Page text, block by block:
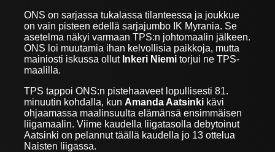
ONS on sarjassa tukalassa tilanteessa ja joukkue
on vain pisteen edellä sarjajumbo IK Myrania. Se
asetelma näkyi varmaan TPS:n johtomaalin jälkeen.
ONS loi muutamia ihan kelvollisia paikkoja, mutta
mainiosti iskussa ollut Inkeri Niemi torjui ne TPS-
maalilla.
TPS tappoi ONS:n pistehaaveet lopullisesti 81.
minuutin kohdalla, kun Amanda Aatsinki kävi
ohjaamassa maalinsuulta elämänsä ensimmäisen
liigamaalin. Viime kaudella liigatasolla debytoinut
Aatsinki on pelannut täällä kaudella jo 13 ottelua
Naisten liigassa.